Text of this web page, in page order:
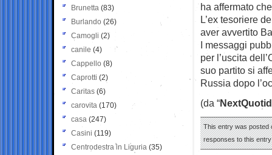
ha affermato
L’ex tesoriere
aver avvertito
I messaggi
per l’uscita
suo partito si
Russia dopo
(da “
This entry was posted
responses to this
Brunetta (83)
Burlando (26)
Camogli (2)
canile (4)
Cappello (8)
Caprotti (2)
Caritas (6)
carovita (170)
casa (247)
Casini (119)
Centrodestra in Liguria (35)